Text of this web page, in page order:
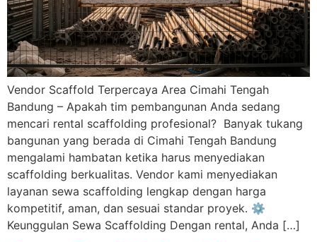
Vendor Scaffold Terpercaya Area Cimahi Tengah
Bandung – Apakah tim pembangunan Anda sedang
mencari rental scaffolding profesional? Banyak tukang
bangunan yang berada di Cimahi Tengah Bandung
mengalami hambatan ketika harus menyediakan
scaffolding berkualitas. Vendor kami menyediakan
layanan sewa scaffolding lengkap dengan harga
kompetitif, aman, dan sesuai standar proyek. ⚙️
Keunggulan Sewa Scaffolding Dengan rental, Anda […]